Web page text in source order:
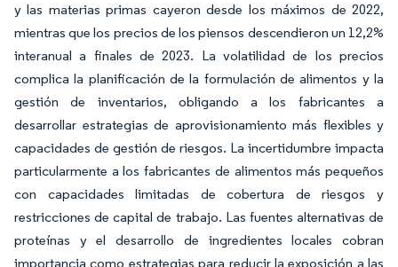
y las materias primas cayeron desde los máximos de 2022,
mientras que los precios de los piensos descendieron un 12,2%
interanual a finales de 2023. La volatilidad de los precios
complica la planificación de la formulación de alimentos y la
gestión de inventarios, obligando a los fabricantes a
desarrollar estrategias de aprovisionamiento más flexibles y
capacidades de gestión de riesgos. La incertidumbre impacta
particularmente a los fabricantes de alimentos más pequeños
con capacidades limitadas de cobertura de riesgos y
restricciones de capital de trabajo. Las fuentes alternativas de
proteínas y el desarrollo de ingredientes locales cobran
importancia como estrategias para reducir la exposición a las